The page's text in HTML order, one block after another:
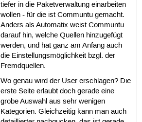
tiefer in die Paketverwaltung einarbeiten
wollen - für die ist Communtu gemacht.
Anders als Automatix weist Communtu
darauf hin, welche Quellen hinzugefügt
werden, und hat ganz am Anfang auch
die Einstellungsmöglichkeit bzgl. der
Fremdquellen.
Wo genau wird der User erschlagen? Die
erste Seite erlaubt doch gerade eine
grobe Auswahl aus sehr wenigen
Kategorien. Gleichzeitig kann man auch